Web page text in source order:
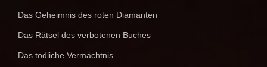
Das Geheimnis des roten Diamanten
Das Rätsel des verbotenen Buches
Das tödliche Vermächtnis